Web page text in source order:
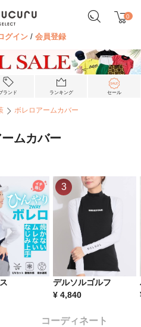
0
グイン /会員登録
ランド ランキング セール
ボレロアームカバー
ムカバー
デルソルゴルフ
¥ 4,840
3
コーディネート